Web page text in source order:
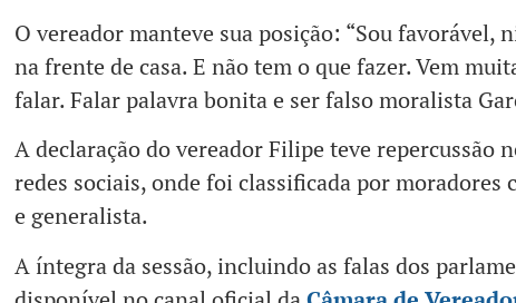
O vereador manteve sua posição: “Sou favorável,
na frente de casa. E não tem o que fazer. Vem
falar. Falar palavra bonita e ser falso moralista
A declaração do vereador Filipe teve repercussão
redes sociais, onde foi classificada por moradores
e generalista.
A íntegra da sessão, incluindo as falas dos